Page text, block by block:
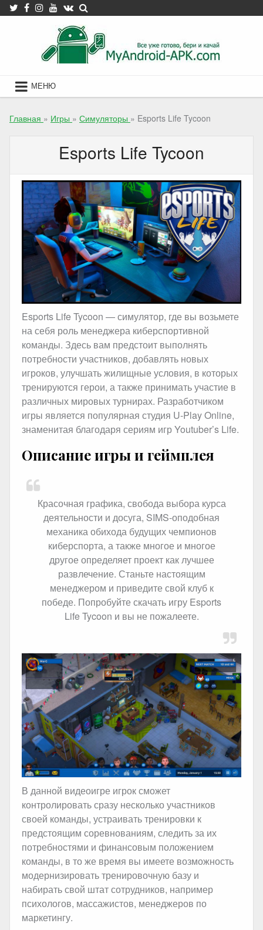
Skip
to
МЕНЮ
Главная » Игры » Симуляторы » Esports Life Tycoon
Esports Life Tycoon
Esports Life Tycoon — симулятор, где вы возьмете
на себя роль менеджера киберспортивной
команды. Здесь вам предстоит выполнять
потребности участников, добавлять новых
игроков, улучшать жилищные условия, в которых
тренируются герои, а также принимать участие в
различных мировых турнирах. Разработчиком
игры является популярная студия U-Play Online,
знаменитая благодаря сериям игр Youtuber’s Life.
Описание игры и геймплея
Красочная графика, свобода выбора курса
деятельности и досуга, SIMS-оподобная
механика обихода будущих чемпионов
киберспорта, а также многое и многое
другое определяет проект как лучшее
развлечение. Станьте настоящим
менеджером и приведите свой клуб к
победе. Попробуйте скачать игру Esports
Life Tycoon и вы не пожалеете.
В данной видеоигре игрок сможет
контролировать сразу несколько участников
своей команды, устраивать тренировки к
предстоящим соревнованиям, следить за их
потребностями и финансовым положением
команды, в то же время вы имеете возможность
модернизировать тренировочную базу и
набирать свой штат сотрудников, например
психологов, массажистов, менеджеров по
маркетингу.